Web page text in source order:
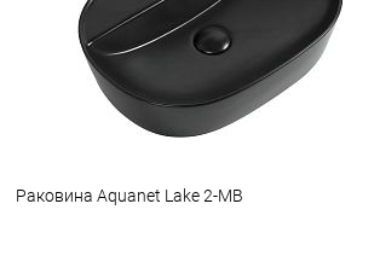
Раковина Aquanet Lake 2-MB